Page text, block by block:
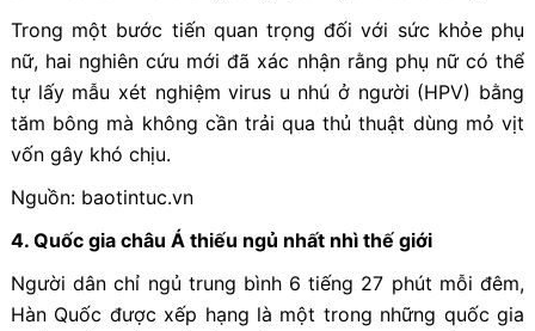
Trong một bước tiến quan trọng đối với sức khỏe phụ
nữ, hai nghiên cứu mới đã xác nhận rằng phụ nữ có thể
tự lấy mẫu xét nghiệm virus u nhú ở người (HPV) bằng
tăm bông mà không cần trải qua thủ thuật dùng mỏ vịt
vốn gây khó chịu.
Nguồn: baotintuc.vn
4. Quốc gia châu Á thiếu ngủ nhất nhì thế giới
Người dân chỉ ngủ trung bình 6 tiếng 27 phút mỗi đêm,
Hàn Quốc được xếp hạng là một trong những quốc gia